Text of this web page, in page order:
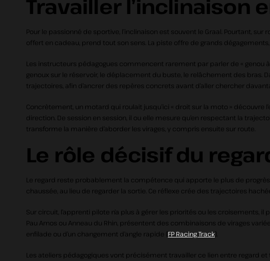
Travailler l’inclinaison
Pour le passionné de sportive, l’inclinaison est souvent le Graal. Pourtant,
offert en cadeau, prend tout son sens. La piste offre de grands
Les instructeurs pédagogues commencent rarement par parler de « genou
genoux sur le réservoir, le déplacement du buste, le relâchement des bras.
trajectoires, afin d’ancrer des repères concrets avant d’aller chercher
Concrètement, un motard qui roulait jusqu’ici « droit sur la moto » découvre
direction. De session en session, il ou elle mesure qu’en respectant la
transforme la manière d’aborder les virages, y compris ensuite sur route.
Le rôle décisif du
Le regard reste probablement la compétence qui apporte le plus de
chaussée, au lieu de regarder la sortie. Ce réflexe crée des trajectoires
Sur circuit, l’apprenti pilote n’a plus à gérer les priorités ou les croisements,
Pau Arnos ou Anneau du Rhin, présentent des combinaisons de virages
enfilade ou d’un changement d’angle rapide (FP Racing Track).
Les ateliers pédagogiques vont précisément travailler ce lien entre regard